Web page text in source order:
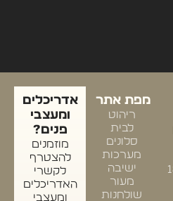
מפת אתר
ריהוט
לבית
סלונים
מערכות
ישיבה
מעור
שולחנות
אדריכלים
ומעצבי
פנים?
מוזמנים
להצטרף
לקשרי
האדריכלים
ומעצבי